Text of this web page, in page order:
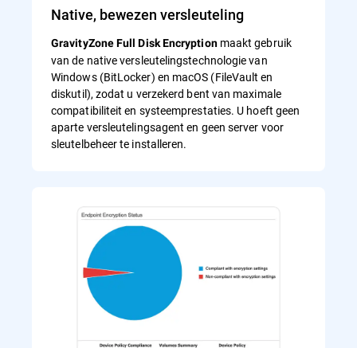
Native, bewezen versleuteling
GravityZone Full Disk Encryptionmaakt gebruik
van de native versleutelingstechnologie van
Windows (BitLocker) en macOS (FileVault en
diskutil), zodat u verzekerd bent van maximale
compatibiliteit en systeemprestaties. U hoeft geen
aparte versleutelingsagent en geen server voor
sleutelbeheer te installeren.